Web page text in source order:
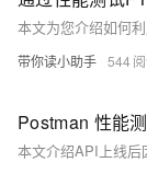
本文为您介绍如何
带你读小助手 544